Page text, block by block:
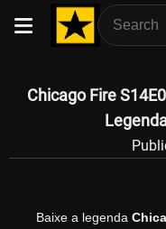
Chicago Fire
Baixe a legenda